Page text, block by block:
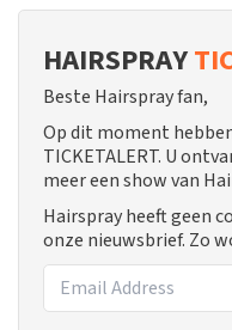
HAIRSPRAY
Beste Hairspray fan,
Op dit moment
TICKETALERT. U
meer een show van
Hairspray heeft geen
onze nieuwsbrief. Zo